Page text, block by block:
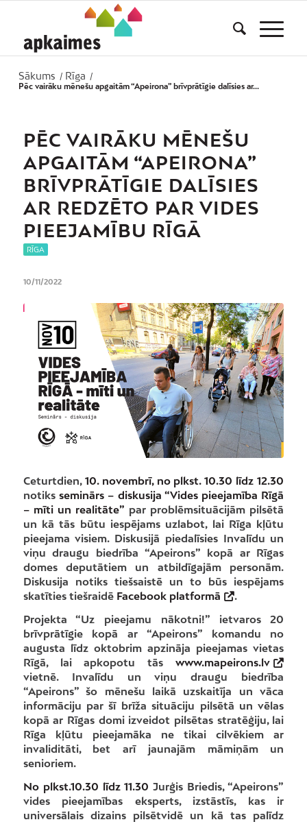
Sākums / Rīga
/
Pēc vairāku mēnešu apgaitām “Apeirona” brīvprātīgie dalīsies ar...
PĒC VAIRĀKU MĒNEŠU
APGAITĀM “APEIRONA”
BRĪVPRĀTĪGIE DALĪSIES
AR REDZĒTO PAR VIDES
PIEEJAMĪBU RĪGĀ
RĪGA
10/11/2022
Ceturtdien, 10. novembrī, no plkst. 10.30 līdz 12.30
notiks seminārs – diskusija “Vides pieejamība Rīgā
– mīti un realitāte” par problēmsituācijām pilsētā
un kā tās būtu iespējams uzlabot, lai Rīga kļūtu
pieejama visiem. Diskusijā piedalīsies Invalīdu un
viņu draugu biedrība “Apeirons” kopā ar Rīgas
domes deputātiem un atbildīgajām personām.
Diskusija notiks tiešsaistē un to būs iespējams
skatīties tiešraidē Facebook platformā
.
Projekta “Uz pieejamu nākotni!” ietvaros 20
brīvprātīgie kopā ar “Apeirons” komandu no
augusta līdz oktobrim apzināja pieejamas vietas
Rīgā, lai apkopotu tāswww.mapeirons.lv
vietnē. Invalīdu un viņu draugu biedrība
“Apeirons” šo mēnešu laikā uzskaitīja un vāca
informāciju par šī brīža situāciju pilsētā un vēlas
kopā ar Rīgas domi izveidot pilsētas stratēģiju, lai
Rīga kļūtu pieejamāka ne tikai cilvēkiem ar
invaliditāti, bet arī jaunajām māmiņām un
senioriem.
No plkst.10.30 līdz 11.30 Jurģis Briedis, “Apeirons”
vides pieejamības eksperts, izstāstīs, kas ir
universālais dizains pilsētvidē un kā tas palīdz